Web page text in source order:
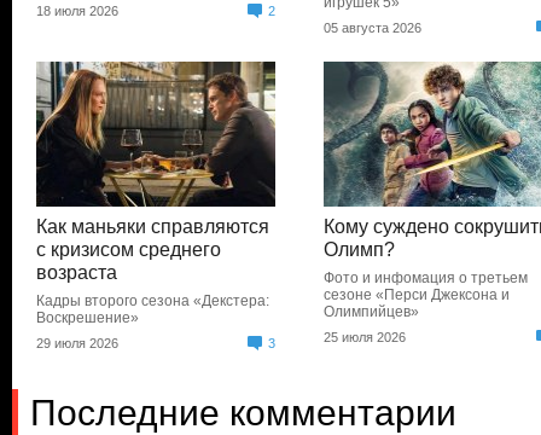
18 июля 2026 2
05 августа 2026
Как маньяки справляются
с кризисом среднего
возраста
Кадры второго сезона «Декстера:
Воскрешение»
29 июля 2026 3
Кому суждено
Олимп?
Фото и инфомация о третьем
сезоне «Перси Джексона и
Олимпийцев»
25 июля 2026
Последние комментарии